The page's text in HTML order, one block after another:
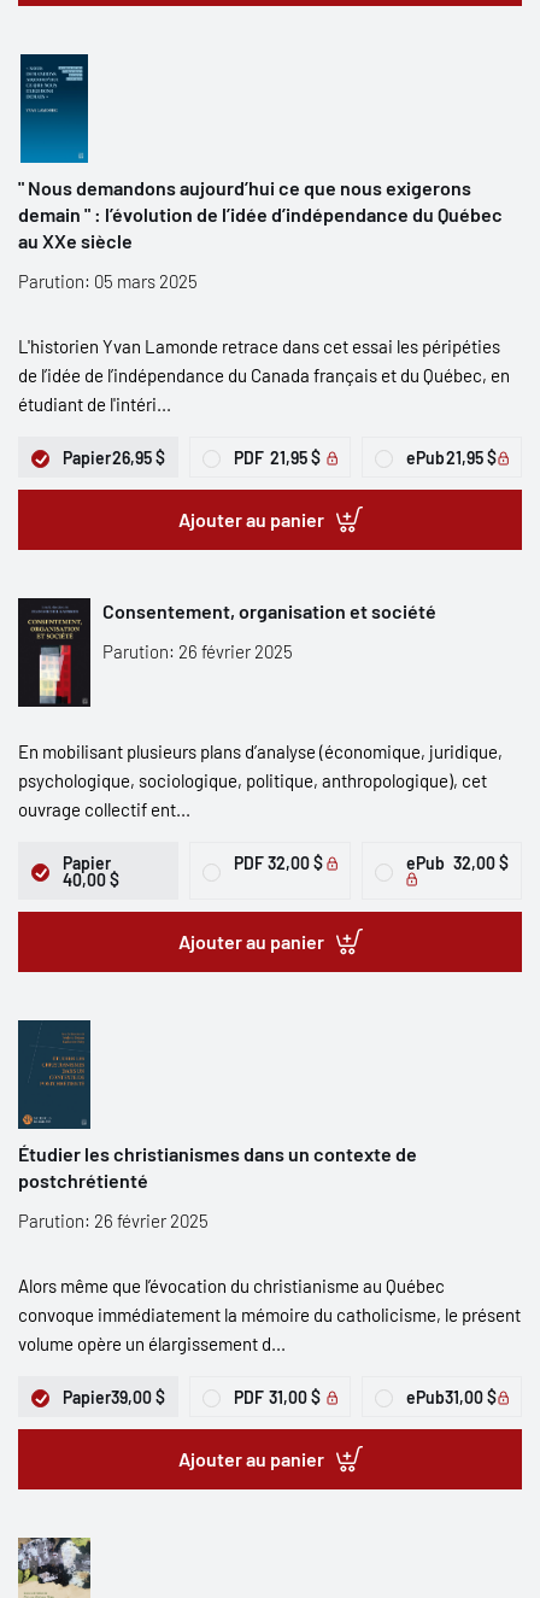
" Nous demandons aujourd’hui ce que nous exigerons
demain " : l’évolution de l’idée d’indépendance du Québec
au XXe siècle
Parution: 05 mars 2025
L'historien Yvan Lamonde retrace dans cet essai les péripéties
de l’idée de l’indépendance du Canada français et du Québec, en
étudiant de l'intéri...
Papier26,95 $ PDF 21,95 $ ePub21,95 $
Ajouter au panier
Consentement, organisation et société
Parution: 26 février 2025
En mobilisant plusieurs plans d’analyse (économique, juridique,
psychologique, sociologique, politique, anthropologique), cet
ouvrage collectif ent...
Papier
40,00 $
PDF32,00 $ ePub 32,00 $
Ajouter au panier
Étudier les christianismes dans un contexte de
postchrétienté
Parution: 26 février 2025
Alors même que l’évocation du christianisme au Québec
convoque immédiatement la mémoire du catholicisme, le présent
volume opère un élargissement d...
Papier39,00 $ PDF 31,00 $ ePub31,00 $
Ajouter au panier